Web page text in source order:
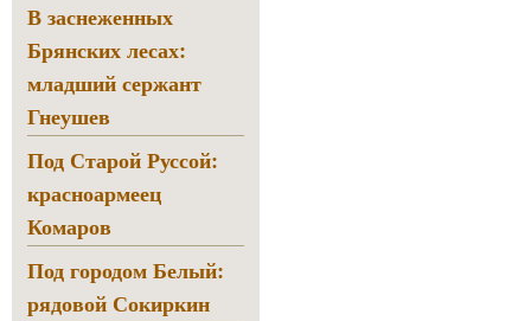
В заснеженных
Брянских лесах:
младший сержант
Гнеушев
Под Старой Руссой:
красноармеец
Комаров
Под городом Белый:
рядовой Сокиркин